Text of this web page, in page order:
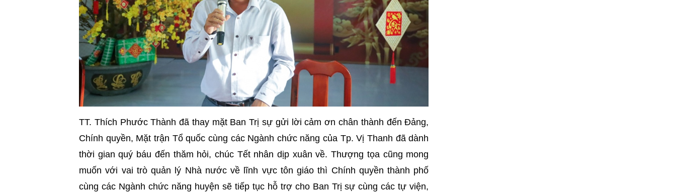
TT. Thích Phước Thành đã thay mặt Ban Trị sự gửi lời cảm ơn chân thành đến Đảng,
Chính quyền, Mặt trận Tổ quốc cùng các Ngành chức năng của Tp. Vị Thanh đã dành
thời gian quý báu đến thăm hỏi, chúc Tết nhân dịp xuân về. Thượng tọa cũng mong
muốn với vai trò quản lý Nhà nước về lĩnh vực tôn giáo thì Chính quyền thành phố
cùng các Ngành chức năng huyện sẽ tiếp tục hỗ trợ cho Ban Trị sự cùng các tự viện,